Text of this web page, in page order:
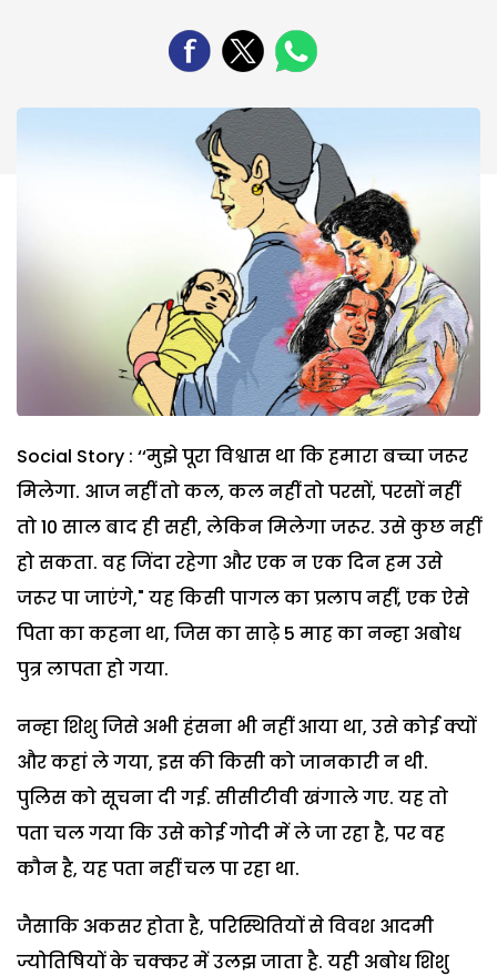
Social Story : ‘‘मुझे पूरा विश्वास था कि हमारा बच्चा जरूर
मिलेगा. आज नहीं तो कल, कल नहीं तो परसों, परसों नहीं
तो 10 साल बाद ही सही, लेकिन मिलेगा जरूर. उसे कुछ नहीं
हो सकता. वह जिंदा रहेगा और एक न एक दिन हम उसे
जरूर पा जाएंगे," यह किसी पागल का प्रलाप नहीं, एक ऐसे
पिता का कहना था, जिस का साढ़े 5 माह का नन्हा अबोध
पुत्र लापता हो गया.
नन्हा शिशु जिसे अभी हंसना भी नहीं आया था, उसे कोई क्यों
और कहां ले गया, इस की किसी को जानकारी न थी.
पुलिस को सूचना दी गई. सीसीटीवी खंगाले गए. यह तो
पता चल गया कि उसे कोई गोदी में ले जा रहा है, पर वह
कौन है, यह पता नहीं चल पा रहा था.
जैसाकि अकसर होता है, परिस्थितियों से विवश आदमी
ज्योतिषियों के चक्कर में उलझ जाता है. यही अबोध शिशु